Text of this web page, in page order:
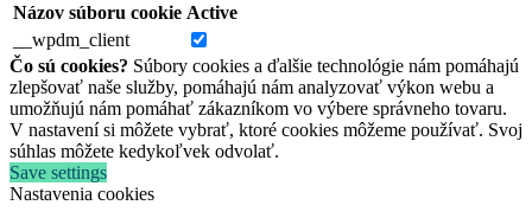
Názov súboru cookie Active
__wpdm_client
Čo sú cookies? Súbory cookies a ďalšie technológie nám pomáhajú
zlepšovať naše služby, pomáhajú nám analyzovať výkon webu a
umožňujú nám pomáhať zákazníkom vo výbere správneho tovaru.
V nastavení si môžete vybrať, ktoré cookies môžeme používať. Svoj
súhlas môžete kedykoľvek odvolať.
Save settings
Nastavenia cookies